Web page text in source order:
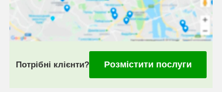
Потрібні клієнти? Розмістити послуги